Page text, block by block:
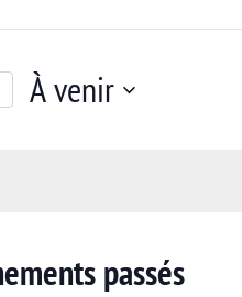
À venir
passés